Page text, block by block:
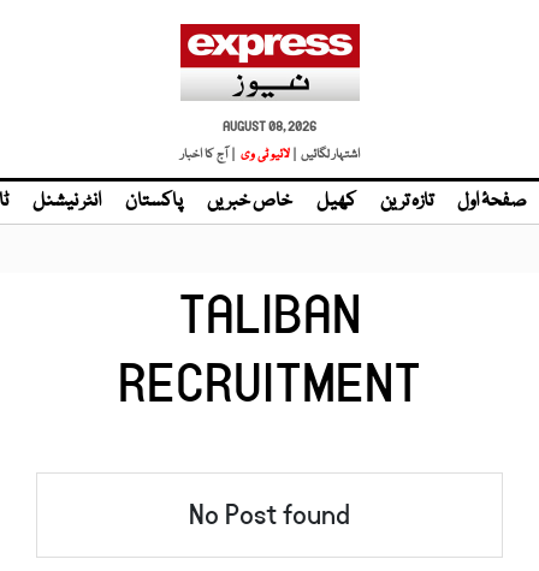
AUGUST 08, 2026
اشتہار لگائیں | لائیو ٹی وی | آج کا اخبار
صفحۂ اول تازہ ترین کھیل خاص خبریں پاکستان انٹر نیشنل
TALIBAN
RECRUITMENT
No Post found